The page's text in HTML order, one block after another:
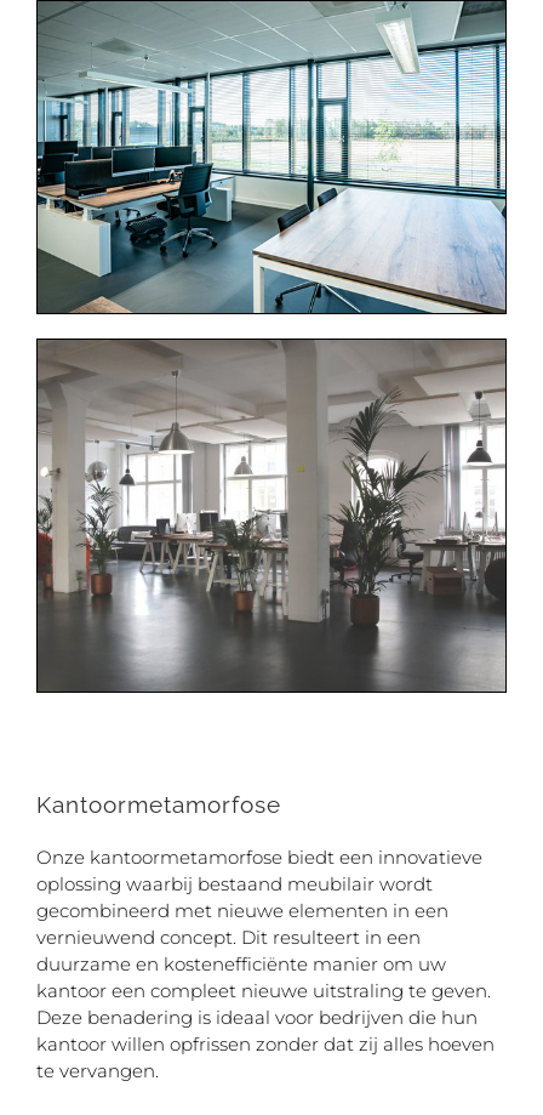
Kantoormetamorfose
Onze kantoormetamorfose biedt een innovatieve
oplossing waarbij bestaand meubilair wordt
gecombineerd met nieuwe elementen in een
vernieuwend concept. Dit resulteert in een
duurzame en kostenefficiënte manier om uw
kantoor een compleet nieuwe uitstraling te geven.
Deze benadering is ideaal voor bedrijven die hun
kantoor willen opfrissen zonder dat zij alles hoeven
te vervangen.